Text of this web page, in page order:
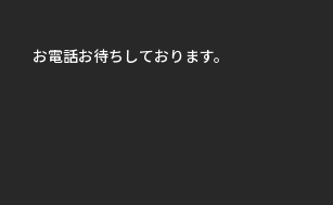
お電話お待ちしております。